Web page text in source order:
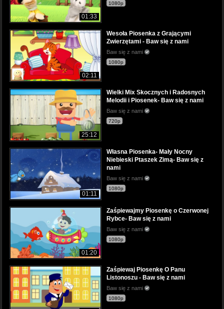
01:33
1080p
02:11
Wesoła Piosenka z Grającymi
Zwierzętami - Baw się z nami
Baw się z nami
1080p
25:12
Wielki Mix Skocznych i Radosnych
Melodii i Piosenek- Baw się z nami
Baw się z nami
720p
01:11
Własna Piosenka- Mały Nocny
Niebieski Ptaszek Zimą- Baw się z
nami
Baw się z nami
1080p
01:20
Zaśpiewajmy Piosenkę o Czerwonej
Rybce- Baw się z nami
Baw się z nami
1080p
Zaśpiewaj Piosenkę O Panu
Listonoszu - Baw się z nami
Baw się z nami
1080p